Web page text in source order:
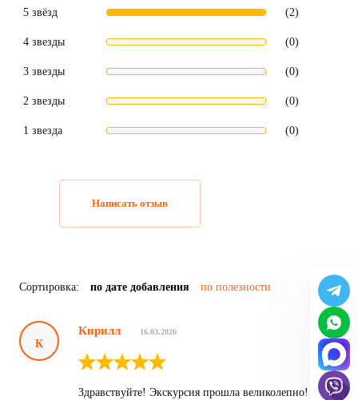
5 звёзд (2)
4 звезды (0)
3 звезды (0)
2 звезды (0)
1 звезда (0)
Написать отзыв
Сортировка: по дате добавления по полезности
К
Кирилл 16.03.2026
Здравствуйте! Экскурсия прошла великолепно!